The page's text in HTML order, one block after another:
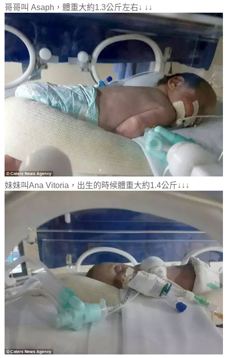
哥哥叫 Asaph，體重大約1.3公斤左右↓ ↓↓
妹妹叫Ana Vitoria，出生的時候體重大約1.4公斤↓↓↓